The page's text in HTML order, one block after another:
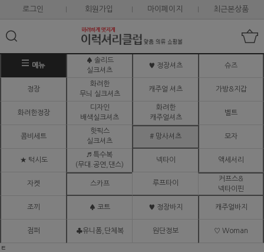
로그인 회원가입 마이페이지 최근본상품
메뉴
♠ 솔리드
실크셔츠
♥ 정장셔츠 슈즈
정장
화려한
무늬 실크셔츠
캐주얼 셔츠 가방&지갑
화려한정장
디자인
배색실크셔츠
화려한
캐주얼셔츠
벨트
콤비세트
핫픽스
실크셔츠
# 망사셔츠 모자
★ 턱시도
♬ 특수복
(무대.공연,댄스)
넥타이 액세서리
자켓 스카프 루프타이
커프스&
넥타이핀
조끼 ♠ 코트 ♥ 정장바지 캐주얼바지
점퍼 ♣유니폼,단체복 원단정보 ♡ Woman
ㅌ